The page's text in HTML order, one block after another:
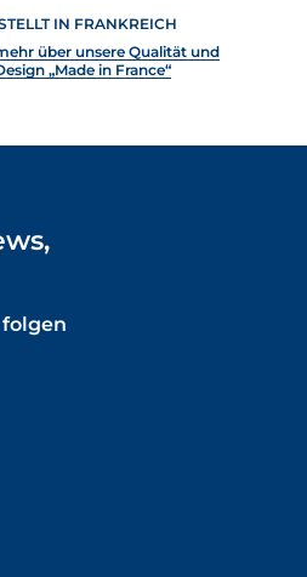
IN FRANKREICH
über unsere Qualität und
„Made in France“